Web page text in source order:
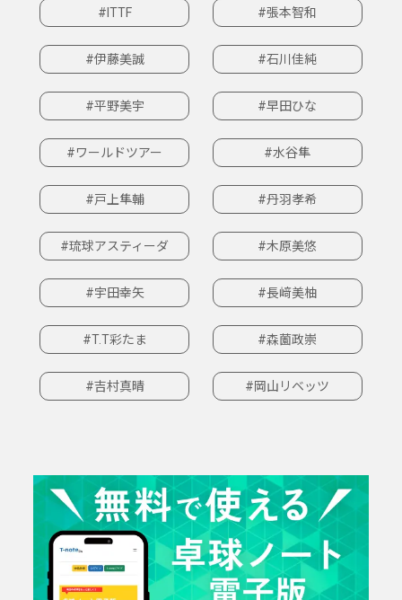
#ITTF #張本智和
#伊藤美誠 #石川佳純
#平野美宇 #早田ひな
#ワールドツアー #水谷隼
#戸上隼輔 #丹羽孝希
#琉球アスティーダ #木原美悠
#宇田幸矢 #長﨑美柚
#T.T彩たま #森薗政崇
#吉村真晴 #岡山リベッツ